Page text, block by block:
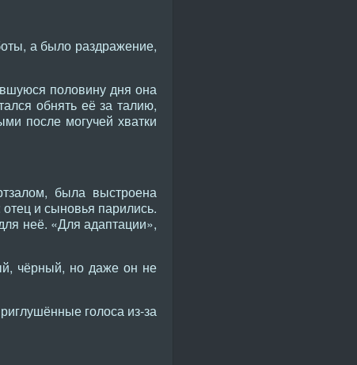
а было раздражение,
половину дня она
обнять её за талию,
после могучей хватки
была выстроена
и сыновья парились.
неё. «Для адаптации»,
чёрный, но даже он не
голоса из-за